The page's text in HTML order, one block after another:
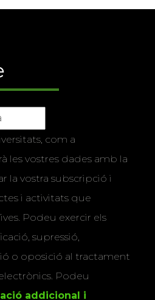
com a
les vostres dades amb la
la vostra subscripció i
i activitats que
Podeu exercir els
supressió,
o oposició al tractament
Podeu
addicional i